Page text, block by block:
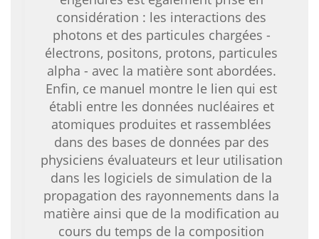
considération : les interactions des
photons et des particules chargées -
électrons, positons, protons, particules
alpha - avec la matière sont abordées.
Enfin, ce manuel montre le lien qui est
établi entre les données nucléaires et
atomiques produites et rassemblées
dans des bases de données par des
physiciens évaluateurs et leur utilisation
dans les logiciels de simulation de la
propagation des rayonnements dans la
matière ainsi que de la modification au
cours du temps de la composition